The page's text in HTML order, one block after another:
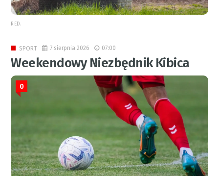
RED.
SPORT 7 sierpnia 2026 07:00
Weekendowy Niezbędnik Kibica
0